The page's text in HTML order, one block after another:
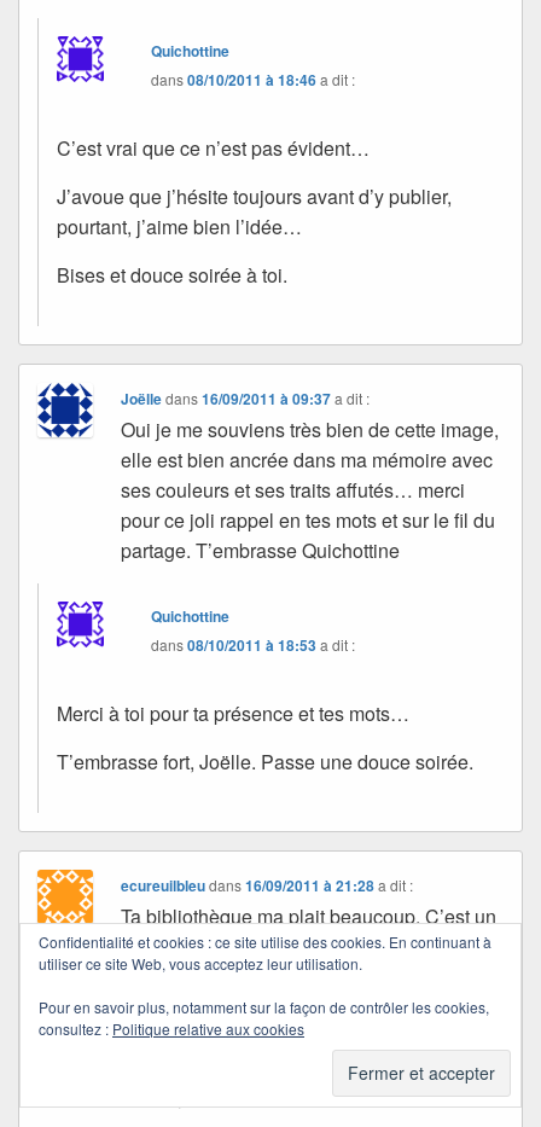
Quichottine
dans08/10/2011 à 18:46a dit :
C’est vrai que ce n’est pas évident…
J’avoue que j’hésite toujours avant d’y publier,
pourtant, j’aime bien l’idée…
Bises et douce soirée à toi.
Joëlledans16/09/2011 à 09:37 a dit :
Oui je me souviens très bien de cette image,
elle est bien ancrée dans ma mémoire avec
ses couleurs et ses traits affutés… merci
pour ce joli rappel en tes mots et sur le fil du
partage. T’embrasse Quichottine
Quichottine
dans08/10/2011 à 18:53a dit :
Merci à toi pour ta présence et tes mots…
T’embrasse fort, Joëlle. Passe une douce soirée.
ecureuilbleudans16/09/2011 à 21:28 a dit :
Ta bibliothèque ma plait beaucoup. C’est un
endroit idéale pour se délecter d’un roman
en regardant les jeux de lumière à travers le
vitrail, enfoncée dans les coussins. Il faudra
que je te raconte aussi am biblitohèque et
les livres qui débordent. Bonne soirée et
Confidentialité et cookies : ce site utilise des cookies. En continuant à
utiliser ce site Web, vous acceptez leur utilisation.
Pour en savoir plus, notamment sur la façon de contrôler les cookies,
consultez : Politique relative aux cookies